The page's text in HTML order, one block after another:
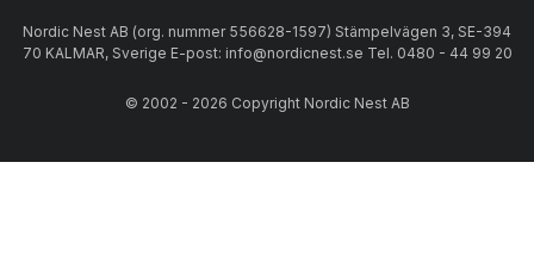
Nordic Nest AB (org. nummer 556628-1597) Stämpelvägen 3, SE-394
70 KALMAR, Sverige E-post: info@nordicnest.se Tel. 0480 - 44 99 20
© 2002 - 2026 Copyright Nordic Nest AB